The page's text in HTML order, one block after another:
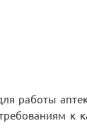
работы
к